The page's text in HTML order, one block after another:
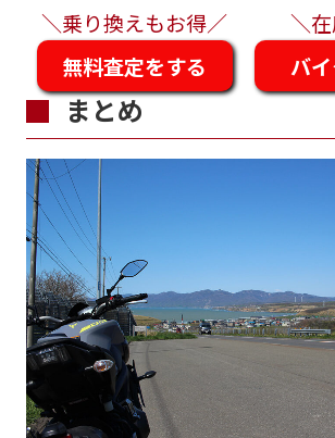
＼乗り換えもお得／
＼
無料査定をする
バ
まとめ